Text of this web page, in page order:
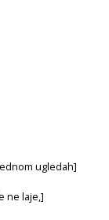
ugledah]
ne laje,]